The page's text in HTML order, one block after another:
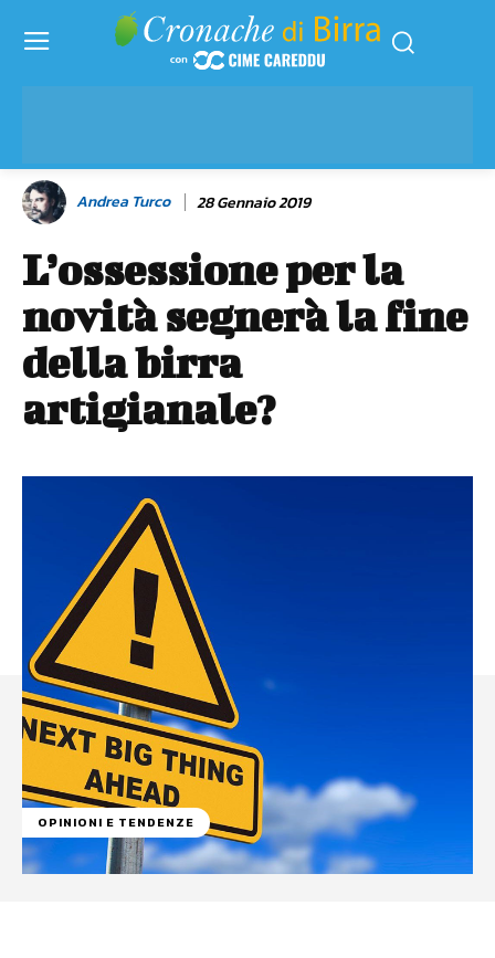
Andrea Turco 28 Gennaio 2019
L’ossessione per la
novità segnerà la fine
della birra
artigianale?
OPINIONI E TENDENZE